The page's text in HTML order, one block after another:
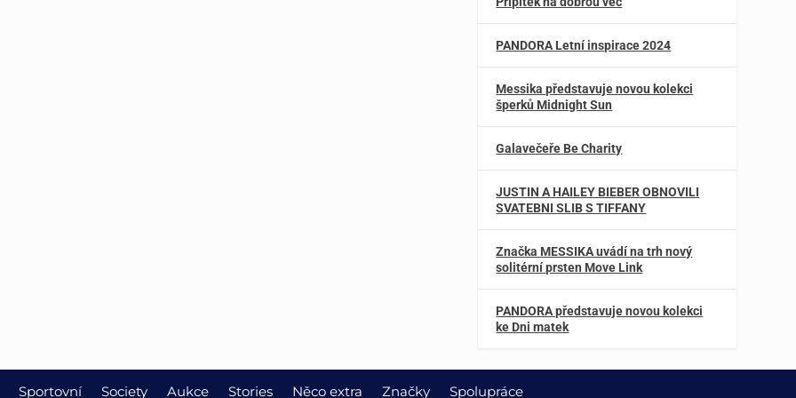
PANDORA Letní inspirace 2024
Messika představuje novou kolekci
šperků Midnight Sun
Galavečeře Be Charity
JUSTIN A HAILEY BIEBER OBNOVILI
SVATEBNI SLIB S TIFFANY
Značka MESSIKA uvádí na trh nový
solitérní prsten Move Link
PANDORA představuje novou kolekci
ke Dni matek
Sportovní Society Aukce Stories Něco extra Značky Spolupráce